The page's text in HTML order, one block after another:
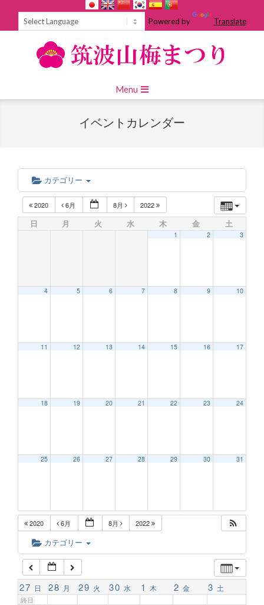
Powered by Translate
Navigation
Menu
イベントカレンダー
カテゴリー
2020 6月 8月 2022
日 月 火 水 木 金 土
1 2 3
4 5 6 7 8 9 10
11 12 13 14 15 16 17
18 19 20 21 22 23 24
25 26 27 28 29 30 31
2020 6月 8月 2022
カテゴリー
27 日 28 月 29 火 30 水 1 木 2 金 3 土
終日
2:00 AM
6:00 AM
7:00 AM